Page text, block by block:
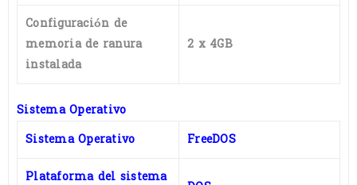
Configuración de
memoria de ranura
instalada
2 x 4GB
Sistema Operativo
Sistema Operativo
FreeDOS
Plataforma del sistema